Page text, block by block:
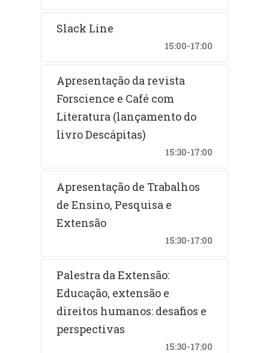
Slack Line
15:00-17:00
Apresentação da revista
Forscience e Café com
Literatura (lançamento do
livro Descápitas)
15:30-17:00
Apresentação de Trabalhos
de Ensino, Pesquisa e
Extensão
15:30-17:00
Palestra da Extensão:
Educação, extensão e
direitos humanos: desafios e
perspectivas
15:30-17:00